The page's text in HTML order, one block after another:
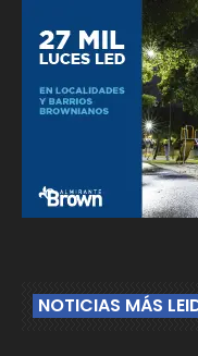
NOTICIAS MÁS